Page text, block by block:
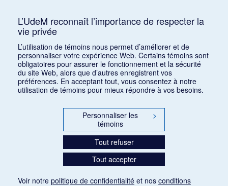
Appel de conférences – « Expressions sonores de
la violence et transformations technologiques
dans le cinéma européen, des années 1970 à la
transition numérique » – 30 septembre 2026
15 juin 2026
Appel de conférences – « Les rencontres de
musicologie médiévalle » – 30 juin 2026
LES CARNETS DE LA RMO
INFOLETTRE – ARCHIVES
L’UdeM reconnaît l’importance de respecter la
vie privée
L’utilisation de témoins nous permet d’améliorer et de
personnaliser votre expérience Web. Certains témoins sont
obligatoires pour assurer le fonctionnement et la sécurité
du site Web, alors que d’autres enregistrent vos
préférences. En acceptant tout, vous consentez à notre
utilisation de témoins pour mieux répondre à vos besoins.
Personnaliser les
témoins
>
Tout refuser
Tout accepter
Voir notre politique de confidentialité et nos conditions